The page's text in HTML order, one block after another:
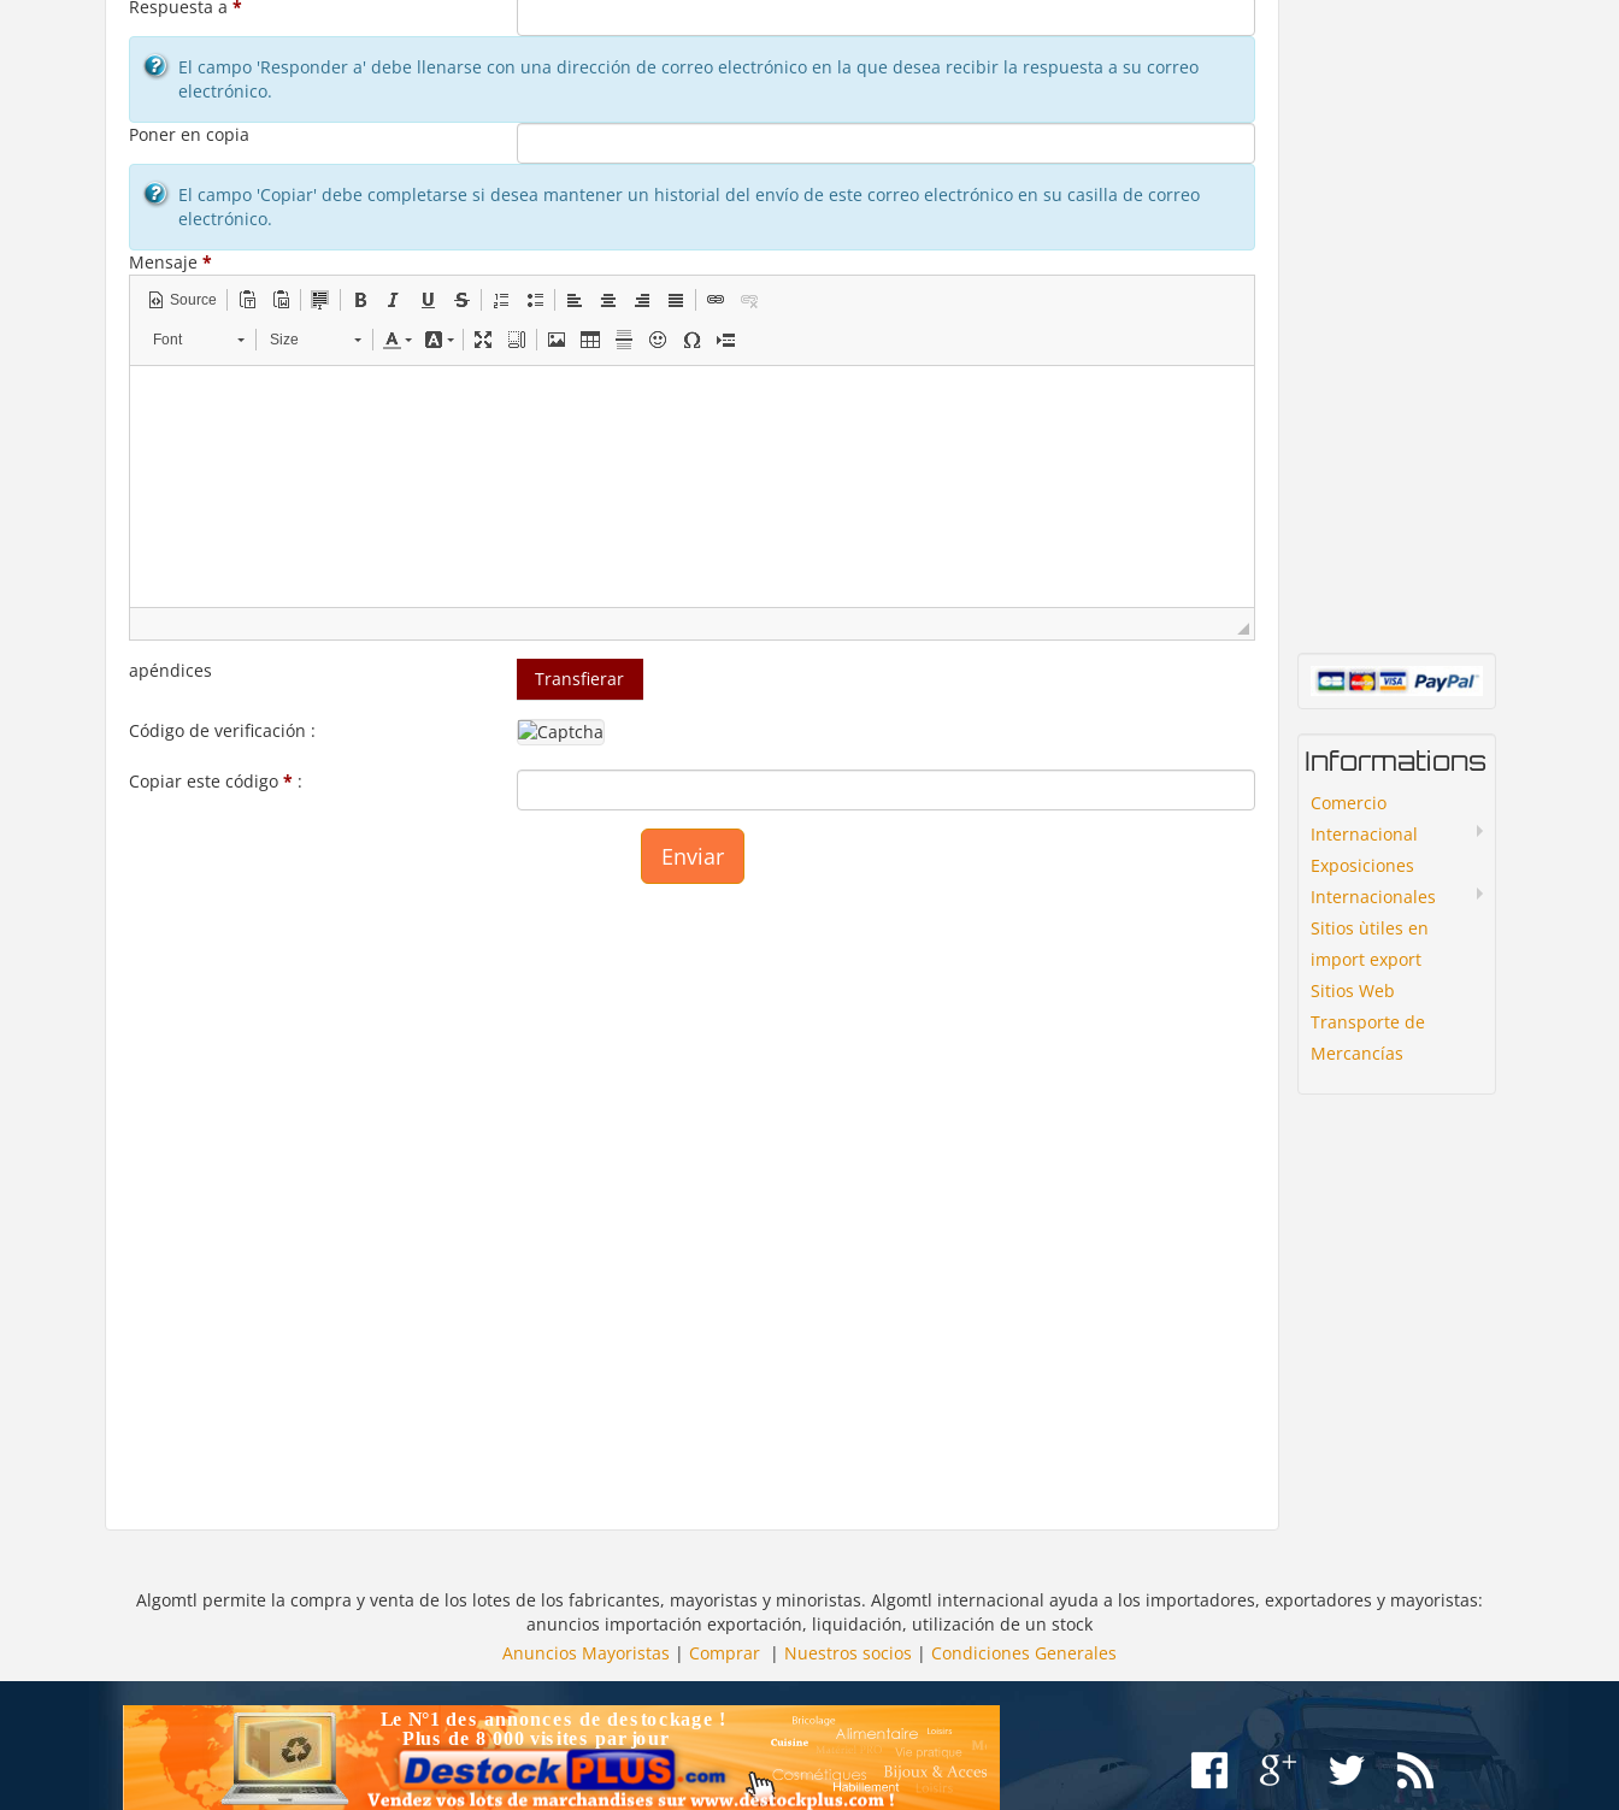
Respuesta a *
El campo 'Responder a' debe llenarse con una dirección de correo electrónico en la que desea recibir la respuesta a su correo
electrónico.
Poner en copia
El campo 'Copiar' debe completarse si desea mantener un historial del envío de este correo electrónico en su casilla de correo
electrónico.
Mensaje *
Source
Font Size
apéndices Transfierar
Código de verificación :
Copiar este código * :
Informations
Comercio
Internacional
Exposiciones
Internacionales
Sitios ùtiles en
import export
Sitios Web
Transporte de
Mercancías
Algomtl permite la compra y venta de los lotes de los fabricantes, mayoristas y minoristas. Algomtl internacional ayuda a los importadores, exportadores y mayoristas:
anuncios importación exportación, liquidación, utilización de un stock
Anuncios Mayoristas | Comprar | Nuestros socios | Condiciones Generales